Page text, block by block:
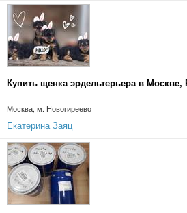
Купить щенка эрдельтерьера в
Москва, м. Новогиреево
Екатерина Заяц